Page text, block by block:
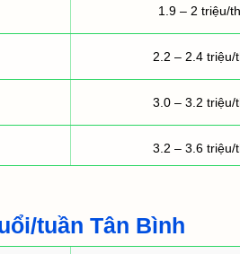
1.9 – 2 triệu/
2.2 – 2.4 triệu/
3.0 – 3.2 triệu/
3.2 – 3.6 triệu/
tuần Tân Bình